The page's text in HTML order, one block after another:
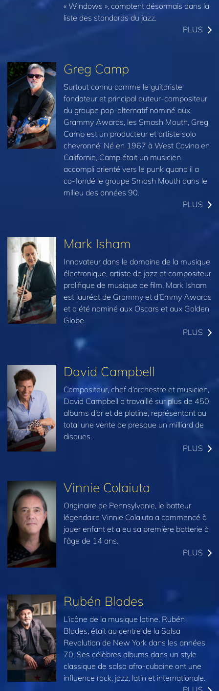
« Windows », comptent désormais dans la
liste des standards du jazz.
PLUS
Greg Camp
Surtout connu comme le guitariste
fondateur et principal auteur-compositeur
du groupe pop-alternatif nominé aux
Grammy Awards, les Smash Mouth, Greg
Camp est un producteur et artiste solo
chevronné. Né en 1967 à West Covina en
Californie, Camp était un musicien
accompli orienté vers le punk quand il a
co-fondé le groupe Smash Mouth dans le
milieu des années 90.
PLUS
Mark Isham
Innovateur dans le domaine de la musique
électronique, artiste de jazz et compositeur
prolifique de musique de film, Mark Isham
est lauréat de Grammy et d’Emmy Awards
et a été nominé aux Oscars et aux Golden
Globe.
PLUS
David Campbell
Compositeur, chef d’orchestre et musicien,
David Campbell a travaillé sur plus de 450
albums d’or et de platine, représentant au
total une vente de presque un milliard de
disques.
PLUS
Vinnie Colaiuta
Originaire de Pennsylvanie, le batteur
légendaire Vinnie Colaiuta a commencé à
jouer enfant et a eu sa première batterie à
l’âge de 14 ans.
PLUS
Rubén Blades
L’icône de la musique latine, Rubén
Blades, était au centre de la Salsa
Revolution de New York dans les années
70. Ses célèbres albums dans un style
classique de salsa afro-cubaine ont une
influence rock, jazz, latin et internationale.